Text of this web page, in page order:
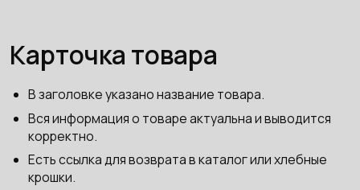
Карточка товара
В заголовке указано название товара.
Вся информация о товаре актуальна и выводится
корректно.
Есть ссылка для возврата в каталог или хлебные
крошки.